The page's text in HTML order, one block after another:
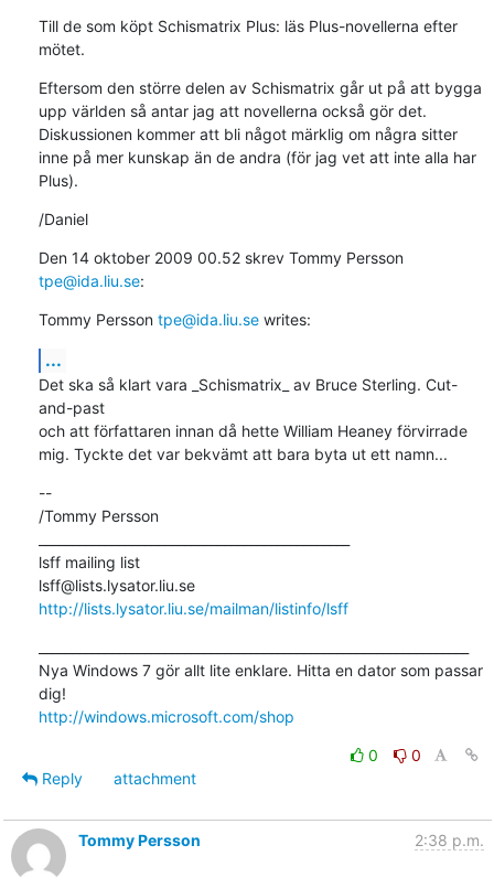
Till de som köpt Schismatrix Plus: läs Plus-novellerna efter
mötet.
Eftersom den större delen av Schismatrix går ut på att bygga
upp världen så antar jag att novellerna också gör det.
Diskussionen kommer att bli något märklig om några sitter
inne på mer kunskap än de andra (för jag vet att inte alla har
Plus).
/Daniel
Den 14 oktober 2009 00.52 skrev Tommy Persson
tpe@ida.liu.se:
Tommy Persson tpe@ida.liu.se writes:
...
Det ska så klart vara _Schismatrix_ av Bruce Sterling. Cut-
and-past
och att författaren innan då hette William Heaney förvirrade
mig. Tyckte det var bekvämt att bara byta ut ett namn...
--
/Tommy Persson
lsff mailing list
lsff@lists.lysator.liu.se
http://lists.lysator.liu.se/mailman/listinfo/lsff
Nya Windows 7 gör allt lite enklare. Hitta en dator som passar
http://windows.microsoft.com/shop
0
0
Reply
attachment
Tommy Persson 2:38 p.m.